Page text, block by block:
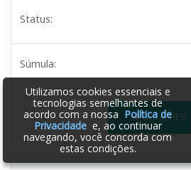
Status:
Súmula:
DETALHES
Utilizamos cookies essenciais e
tecnologias semelhantes de
acordo com a nossa Política de
Privacidadee, ao continuar
navegando, você concorda com
estas condições.